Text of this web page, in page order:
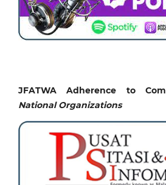
JFATWA Adherence to
National Organizations